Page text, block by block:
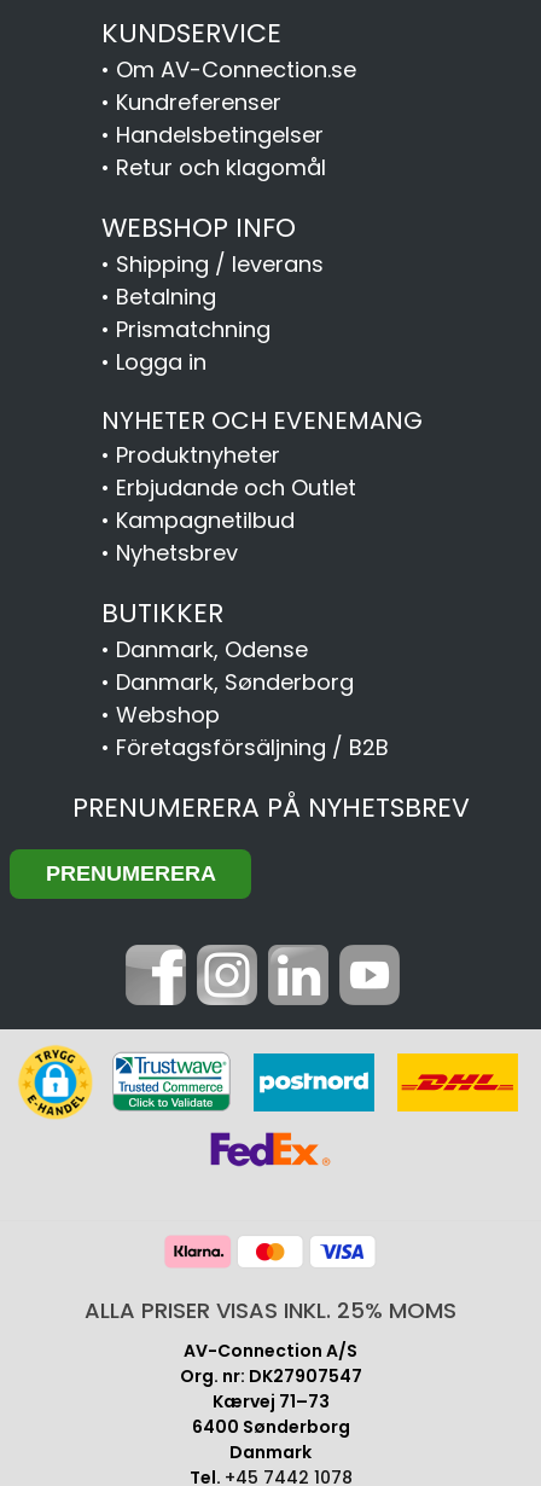
KUNDSERVICE
• Om AV-Connection.se
• Kundreferenser
• Handelsbetingelser
• Retur och klagomål
WEBSHOP INFO
• Shipping / leverans
• Betalning
• Prismatchning
• Logga in
NYHETER OCH EVENEMANG
• Produktnyheter
• Erbjudande och Outlet
• Kampagnetilbud
• Nyhetsbrev
BUTIKKER
• Danmark, Odense
• Danmark, Sønderborg
• Webshop
• Företagsförsäljning / B2B
PRENUMERERA PÅ NYHETSBREV
ALLA PRISER VISAS INKL. 25% MOMS
AV-Connection A/S
Org. nr: DK27907547
Kærvej 71–73
6400 Sønderborg
Danmark
Tel. +45 7442 1078